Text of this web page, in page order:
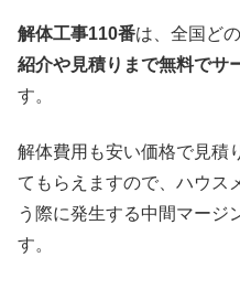
解体工事110番は、全国ど
紹介や見積りまで無料でサ
す。
解体費用も安い価格で見積
てもらえますので、ハウス
う際に発生する中間マージ
す。